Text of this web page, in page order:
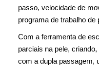
passo, velocidade de
programa de trabalho de
Com a ferramenta de
parciais na pele,
com a dupla passagem,